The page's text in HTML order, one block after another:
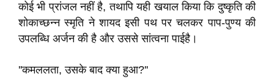
कोई भी प्रांजल नहीं है, तथापि यही खयाल किया कि दुष्कृति की
शोकाच्छन्न स्मृति ने शायद इसी पथ पर चलकर पाप-पुण्य की
उपलब्धि अर्जन की है और उससे सांत्वना पाईहै।
''कमललता, उसके बाद क्या हुआ?''